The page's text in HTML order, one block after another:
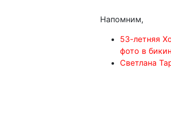
Напомним,
53-летняя
фото в
Светлана